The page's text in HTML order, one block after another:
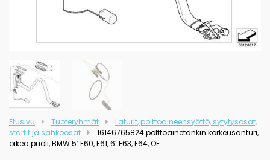
Etusivu Tuoteryhmät
Laturit, polttoaineensyöttö, sytytysosat,
startit ja sähköosat
16146765824 polttoainetankin korkeusanturi,
oikea puoli, BMW 5′ E60, E61, 6′ E63, E64, OE